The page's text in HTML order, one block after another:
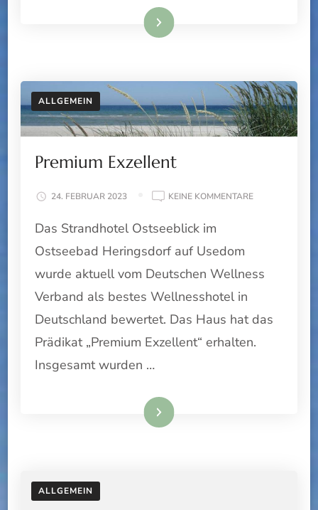
Weiterlesen
ALLGEMEIN
Premium Exzellent
24. FEBRUAR 2023 KEINE KOMMENTAREZU
Das Strandhotel Ostseeblick im
Ostseebad Heringsdorf auf Usedom
wurde aktuell vom Deutschen Wellness
Verband als bestes Wellnesshotel in
Deutschland bewertet. Das Haus hat das
Prädikat „Premium Exzellent“ erhalten.
Insgesamt wurden …
Weiterlesen
ALLGEMEIN